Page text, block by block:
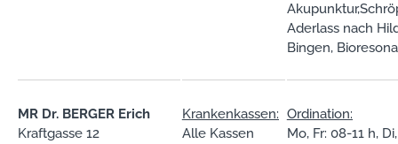
Aderlass nach
Bingen,
MR Dr. BERGER Erich
Kraftgasse 12
Krankenkassen:
Alle Kassen
Ordination:
Mo, Fr: 08-11 h,